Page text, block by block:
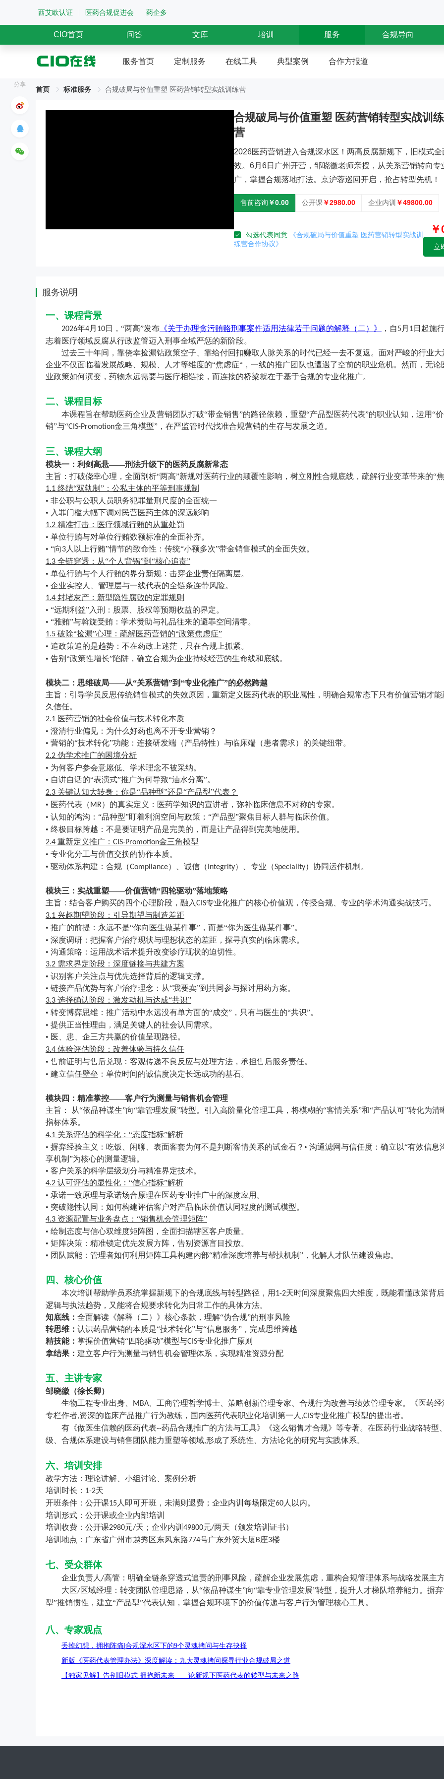
西艾欧认证 医药合规促进会 药企多
CIO首页 问答 文库 培训 服务 合规导向
服务首页 定制服务 在线工具 典型案例 合作方报道
首页 标准服务 合规破局与价值重塑 医药营销转型实战训练营
合规破局与价值重塑 医药营销转型实战训练
营
2026医药营销进入合规深水区！两高反腐新规下，旧模式全
效。6月6日广州开营，邹晓徽老师亲授，从关系营销转向专
广，掌握合规落地打法。京沪蓉巡回开启，抢占转型先机！
售前咨询 ￥0.00 公开课￥2980.00 企业内训 ￥49800.00
勾选代表同意
《合规破局与价值重塑 医药营销转型实战训
练营合作协议》
立
服务说明
一、课程背景
2026年4月 10日，“两高”发布 《关于办理贪污贿赂刑事案件适用法律若干问题的解释（二）》 ，自5月 1日起施
志着医疗领域反腐从行政监管迈入刑事全域严惩的新阶段。
过去三十年间，靠侥幸捡漏钻政策空子、靠给付回扣赚取人脉关系的时代已经一去不复返。面对严峻的行业大
企业不仅面临着发展战略、规模、人才等维度的“焦虑症“，一线的推广团队也遭遇了空前的职业危机。然而，无论
业政策如何演变，药物永远需要与医疗相链接，而连接的桥梁就在于基于合规的专业化推广。
二、课程目标
本课程旨在帮助医药企业及营销团队打破“带金销售”的路径依赖，重塑“产品型医药代表”的职业认知，运用“
销”与“CIS-Promotion金三角模型”，在严监管时代找准合规营销的生存与发展之道。
三、课程大纲
模块一：利剑高悬——刑法升级下的医药反腐新常态
主旨：打破侥幸心理，全面剖析“两高”新规对医药行业的颠覆性影响，树立刚性合规底线，疏解行业变革带来的“
1.1 终结“双轨制”：公私主体的平等刑事规制
• 非公职与公职人员职务犯罪量刑尺度的全面统一
• 入罪门槛大幅下调对民营医药主体的深远影响
1.2 精准打击：医疗领域行贿的从重处罚
• 单位行贿与对单位行贿数额标准的全面补齐。
• “向3 人以上行贿”情节的致命性：传统“小额多次”带金销售模式的全面失效。
1.3 全链穿透：从“个人背锅”到“核心追责”
• 单位行贿与个人行贿的界分新规：击穿企业责任隔离层。
• 企业实控人、管理层与一线代表的全链条连带风险。
1.4 封堵灰产：新型隐性腐败的定罪规则
• “远期利益”入刑：股票、股权等预期收益的界定。
• “雅贿”与斡旋受贿：学术赞助与礼品往来的避罪空间清零。
1.5 破除“捡漏”心理：疏解医药营销的“政策焦虑症”
• 追政策追的是趋势：不在药政上迷茫，只在合规上抓紧。
• 告别“政策性增长”陷阱，确立合规为企业持续经营的生命线和底线。
模块二：思维破局——从“关系营销”到“专业化推广”的必然跨越
主旨：引导学员反思传统销售模式的失效原因，重新定义医药代表的职业属性，明确合规常态下只有价值营销才能
久信任。
2.1 医药营销的社会价值与技术转化本质
• 澄清行业偏见：为什么好药也离不开专业营销？
• 营销的“技术转化”功能：连接研发端（产品特性）与临床端（患者需求）的关键纽带。
2.2 伪学术推广的困境分析
• 为何客户参会意愿低、学术理念不被采纳。
• 自讲自话的“表演式”推广为何导致“油水分离”。
2.3 关键认知大转身：你是“品种型”还是“产品型”代表？
• 医药代表（ MR）的真实定义：医药学知识的宣讲者，弥补临床信息不对称的专家。
• 认知的鸿沟：“品种型”盯着利润空间与政策；“产品型”聚焦目标人群与临床价值。
• 终极目标跨越：不是要证明产品是完美的，而是让产品得到完美地使用。
2.4 重新定义推广： CIS-Promotion金三角模型
• 专业化分工与价值交换的协作本质。
• 驱动体系构建：合规（Compliance）、诚信（ Integrity）、专业（Speciality）协同运作机制。
模块三：实战重塑——价值营销“四轮驱动”落地策略
主旨：结合客户购买的四个心理阶段，融入CIS专业化推广的核心价值观，传授合规、专业的学术沟通实战技巧。
3.1 兴趣期望阶段：引导期望与制造差距
• 推广的前提：永远不是“你向医生做某件事”，而是“你为医生做某件事”。
• 深度调研：把握客户治疗现状与理想状态的差距，探寻真实的临床需求。
• 沟通策略：运用战术话术提升改变诊疗现状的迫切性。
3.2 需求界定阶段：深度链接与共建方案
• 识别客户关注点与优先选择背后的逻辑支撑。
• 链接产品优势与客户治疗理念：从“我要卖”到共同参与探讨用药方案。
3.3 选择确认阶段：激发动机与达成“共识”
• 转变博弈思维：推广活动中永远没有单方面的“成交”，只有与医生的“共识”。
• 提供正当性理由，满足关键人的社会认同需求。
• 医、患、企三方共赢的价值呈现路径。
3.4 体验评估阶段：改善体验与持久信任
• 售前证明与售后兑现：客观传递不良反应与处理方法，承担售后服务责任。
• 建立信任壁垒：单位时间的诚信度决定长远成功的基石。
模块四：精准掌控——客户行为测量与销售机会管理
主旨：
从“依品种谋生”向“靠管理发展”转型。引入高阶量化管理工具，将模糊的“客情关系”和“产品认可”转化为清
指标体系。
4.1 关系评估的科学化：“态度指标”解析
• 摒弃经验主义：吃饭、闲聊、表面客套为何不是判断客情关系的试金石？• 沟通滤网与信任度：确立以“有效信息
享机制”为核心的测量逻辑。
• 客户关系的科学层级划分与精准界定技术。
4.2 认可评估的显性化：“信心指标”解析
• 承诺一致原理与承诺场合原理在医药专业推广中的深度应用。
• 突破隐性认同：如何构建评估客户对产品临床价值认同程度的测试模型。
4.3 资源配置与业务盘点：“销售机会管理矩阵”
• 绘制态度与信心双维度矩阵图，全面扫描辖区客户质量。
• 矩阵决策：精准锁定优先发展方阵，告别资源盲目投放。
• 团队赋能：管理者如何利用矩阵工具构建内部“精准深度培养与帮扶机制”，化解人才队伍建设焦虑。
四、核心价值
本次培训帮助学员系统掌握新规下的合规底线与转型路径，用 1-2天时间深度聚焦四大维度，既能看懂政策背
逻辑与执法趋势，又能将合规要求转化为日常工作的具体方法。
知底线： 全面解读《解释（二）》核心条款，理解“伪合规”的刑事风险
转思维： 认识药品营销的本质是“技术转化”与“信息服务”，完成思维跨越
精技能： 掌握价值营销“四轮驱动”模型与CIS专业化推广原则
拿结果： 建立客户行为测量与销售机会管理体系，实现精准资源分配
五、主讲专家
邹晓徽（徐长卿）
生物工程专业出身、
MBA 、工商管理哲学博士、策略创新管理专家、合规行为改善与绩效管理专家。《医药
专栏作者,资深的临床产品推广行为教练，国内医药代表职业化培训第一人 ,CIS专业化推广模型的提出者。
有《做医生信赖的医药代表--药品合规推广的方法与工具》《这么销售才合规》等专著。在医药行业战略转型
级、合规体系建设与销售团队能力重塑等领域,形成了系统性、方法论化的研究与实践体系。
六、培训安排
教学方法：理论讲解、小组讨论、案例分析
培训时长： 1-2天
开班条件：公开课15 人即可开班，未满则退费；企业内训每场限定60 人以内。
培训形式：公开课或企业内部培训
培训收费：公开课2980元/天；企业内训 49800元/两天（颁发培训证书）
培训地点：广东省广州市越秀区东风东路774号广东外贸大厦B座3楼
七、受众群体
企业负责人 /高管：明确全链条穿透式追责的刑事风险，疏解企业发展焦虑，重构合规管理体系与战略发展主
大区/区域经理：转变团队管理思路，从“依品种谋生”向“靠专业管理发展”转型，提升人才梯队培养能力。摒
型”推销惯性，建立“产品型”代表认知，掌握合规环境下的价值传递与客户行为管理核心工具。
八、专家观点
丢掉幻想，拥抱阵痛|合规深水区下的9个灵魂拷问与生存抉择
新版《医药代表管理办法》深度解读：九大灵魂拷问探寻行业合规破局之道
【独家见解】告别旧模式 拥抱新未来——论新规下医药代表的转型与未来之路
分享